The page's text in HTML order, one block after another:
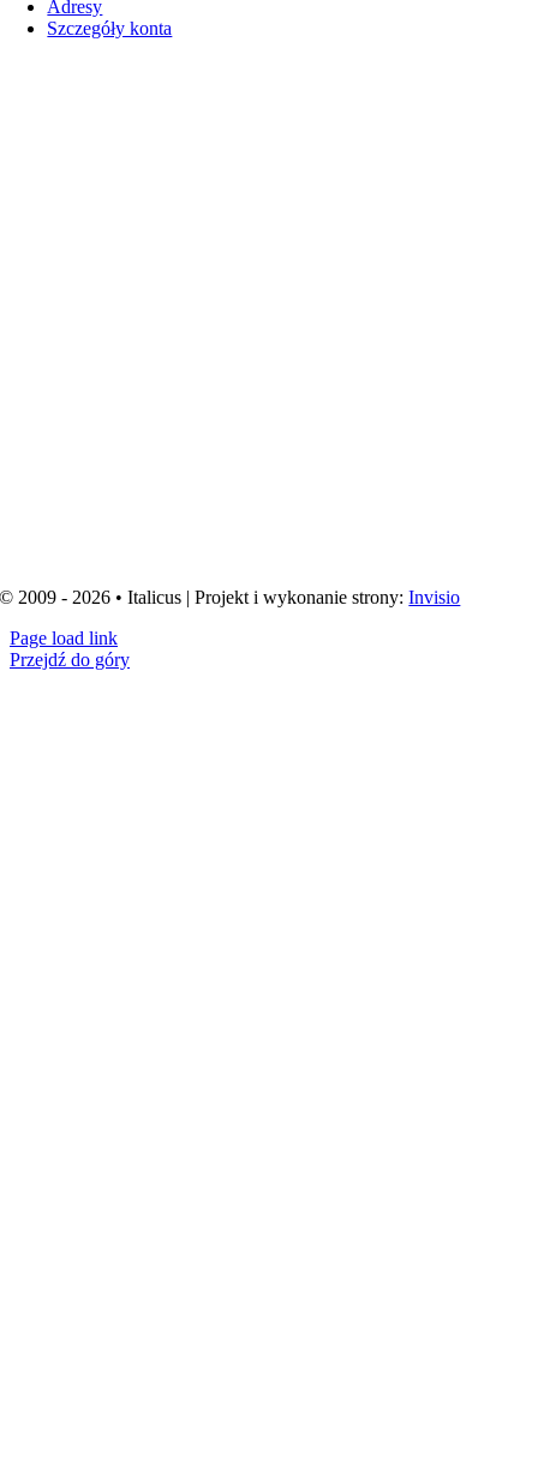
Adresy
Szczegóły konta
© 2009 - 2026 • Italicus | Projekt i wykonanie strony:Invisio
Page load link
Przejdź do góry